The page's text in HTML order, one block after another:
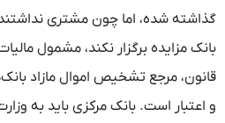
گذاشته شده، اما چون مشتری
بانک مزایده برگزار نکند، مشمول
قانون، مرجع تشخیص اموال مازاد
و اعتبار است. بانک مرکزی باید به